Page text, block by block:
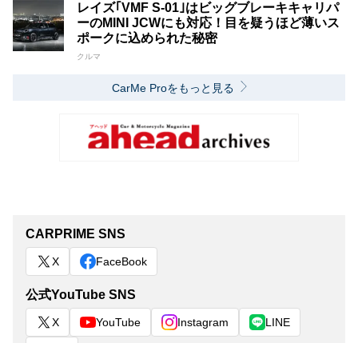
レイズ｢VMF S-01｣はビッグブレーキキャリパ
ーのMINI JCWにも対応！目を疑うほど薄いス
ポークに込められた秘密
クルマ
CarMe Proをもっと見る
CARPRIME SNS
X FaceBook
公式YouTube SNS
X YouTube Instagram LINE